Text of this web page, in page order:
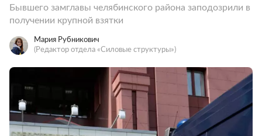
Бывшего замглавы челябинского района заподозрили в
получении крупной взятки
Мария Рубникович
(Редактор отдела «Силовые структуры»)